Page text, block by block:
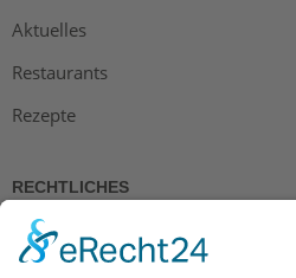
Aktuelles
Restaurants
Rezepte
RECHTLICHES
Impressum